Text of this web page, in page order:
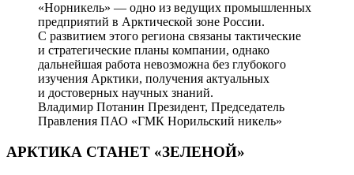
«Норникель» — одно из ведущих промышленных
предприятий в Арктической зоне России.
С развитием этого региона связаны тактические
и стратегические планы компании, однако
дальнейшая работа невозможна без глубокого
изучения Арктики, получения актуальных
и достоверных научных знаний.
Владимир Потанин Президент, Председатель
Правления ПАО «ГМК Норильский никель»
АРКТИКА СТАНЕТ «ЗЕЛЕНОЙ»